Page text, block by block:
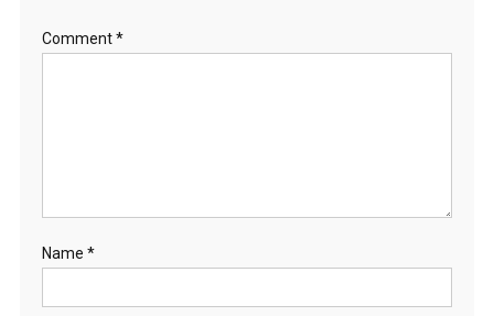
Comment*
Name *